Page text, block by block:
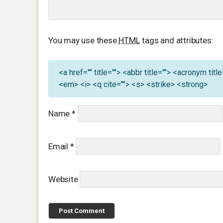
You may use these HTML tags and attributes:
<a href="" title=""> <abbr title=""> <acronym
<em> <i> <q cite=""> <s> <strike> <strong>
Name *
Email *
Website